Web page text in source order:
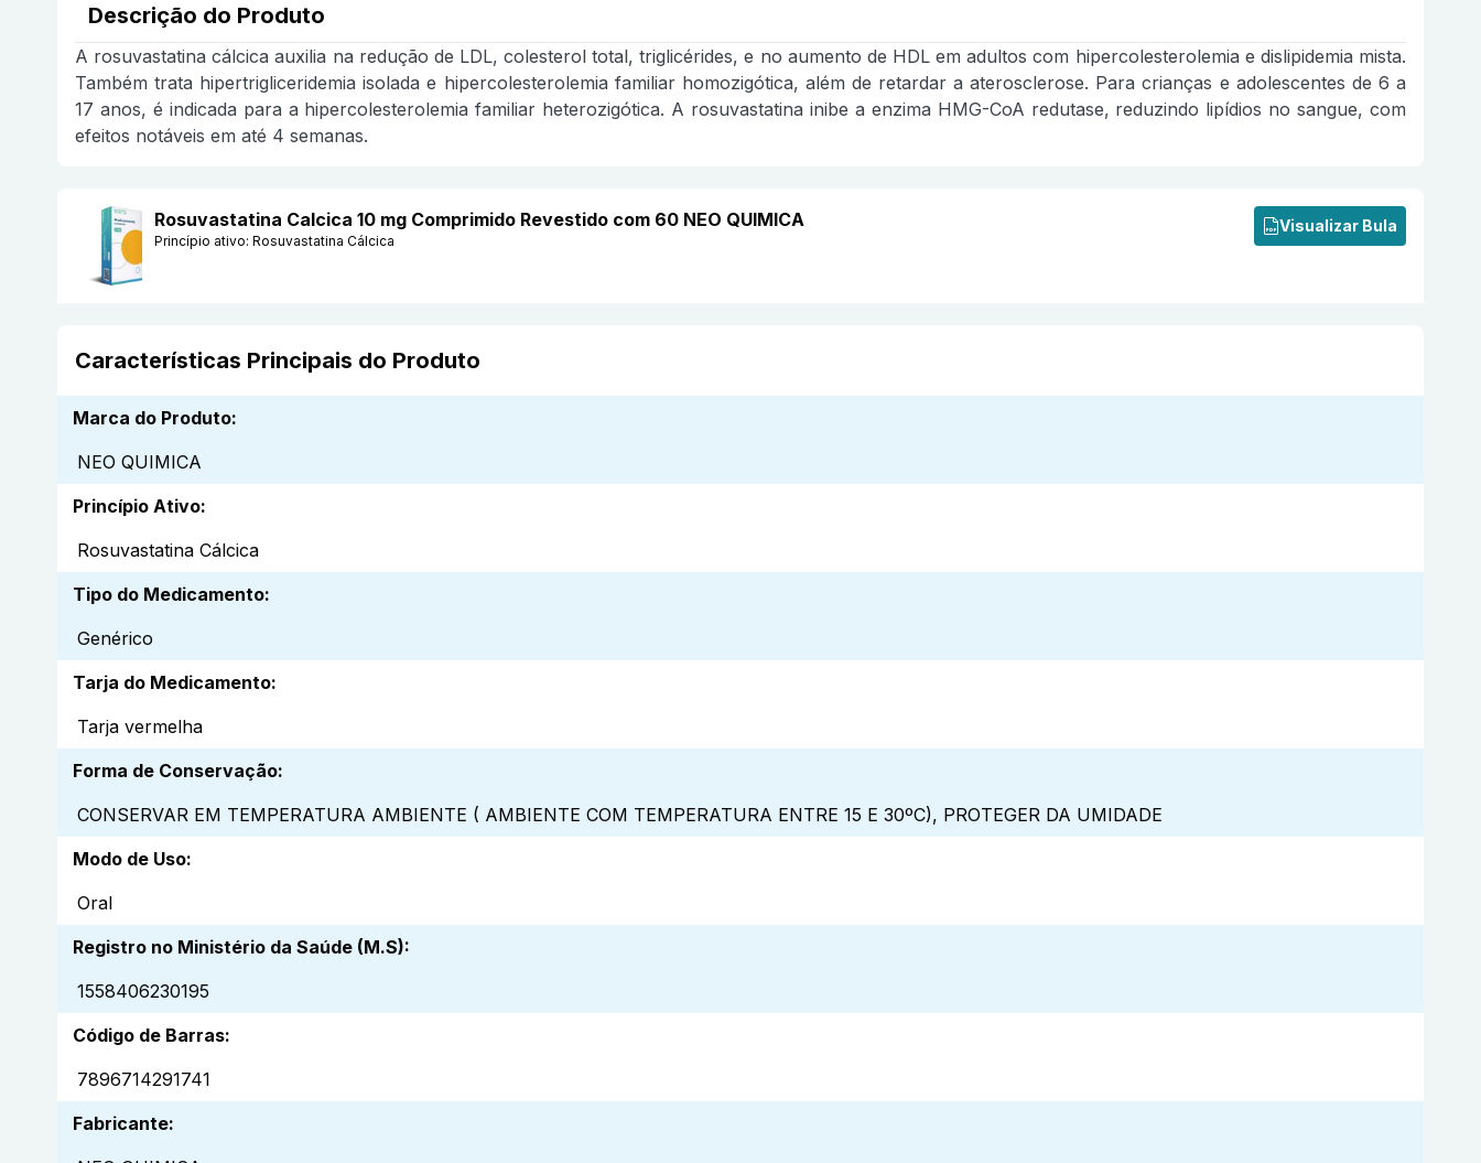
Descrição do Produto
A rosuvastatina cálcica auxilia na redução de LDL, colesterol total, triglicérides, e no aumento de HDL em adultos com hipercolesterolemia e dislipidemia mista.
Também trata hipertrigliceridemia isolada e hipercolesterolemia familiar homozigótica, além de retardar a aterosclerose. Para crianças e adolescentes de 6 a
17 anos, é indicada para a hipercolesterolemia familiar heterozigótica. A rosuvastatina inibe a enzima HMG-CoA redutase, reduzindo lipídios no sangue, com
efeitos notáveis em até 4 semanas.
Rosuvastatina Calcica 10 mg Comprimido Revestido com 60 NEO QUIMICA
Princípio ativo: Rosuvastatina Cálcica
Visualizar Bula
Características Principais do Produto
Marca do Produto:
NEO QUIMICA
Princípio Ativo:
Rosuvastatina Cálcica
Tipo do Medicamento:
Genérico
Tarja do Medicamento:
Tarja vermelha
Forma de Conservação:
CONSERVAR EM TEMPERATURA AMBIENTE ( AMBIENTE COM TEMPERATURA ENTRE 15 E 30ºC), PROTEGER DA UMIDADE
Modo de Uso:
Oral
Registro no Ministério da Saúde (M.S):
1558406230195
Código de Barras:
7896714291741
Fabricante: